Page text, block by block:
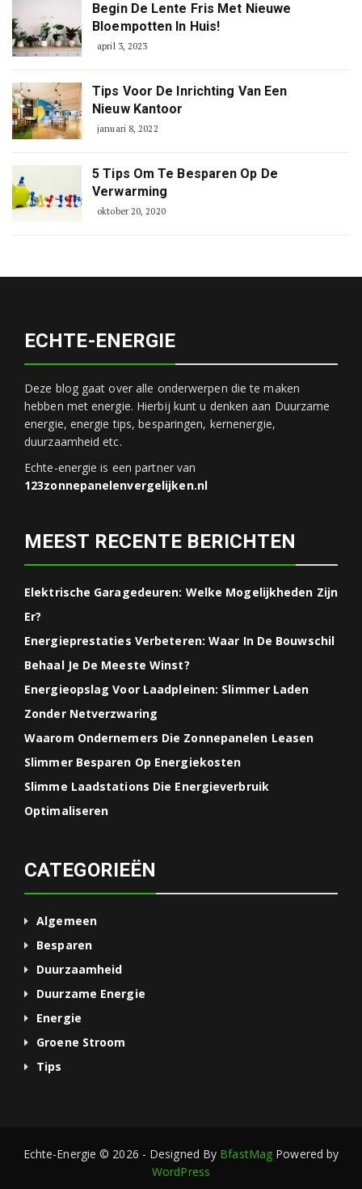
Begin De Lente Fris Met Nieuwe
Bloempotten In Huis!
april 3, 2023
Tips Voor De Inrichting Van Een
Nieuw Kantoor
januari 8, 2022
5 Tips Om Te Besparen Op De
Verwarming
oktober 20, 2020
ECHTE-ENERGIE
Deze blog gaat over alle onderwerpen die te maken
hebben met energie. Hierbij kunt u denken aan Duurzame
energie, energie tips, besparingen, kernenergie,
duurzaamheid etc.
Echte-energie is een partner van
123zonnepanelenvergelijken.nl
MEEST RECENTE BERICHTEN
Elektrische Garagedeuren: Welke Mogelijkheden Zijn
Er?
Energieprestaties Verbeteren: Waar In De Bouwschil
Behaal Je De Meeste Winst?
Energieopslag Voor Laadpleinen: Slimmer Laden
Zonder Netverzwaring
Waarom Ondernemers Die Zonnepanelen Leasen
Slimmer Besparen Op Energiekosten
Slimme Laadstations Die Energieverbruik
Optimaliseren
CATEGORIEËN
Algemeen
Besparen
Duurzaamheid
Duurzame Energie
Energie
Groene Stroom
Tips
Echte-Energie © 2026 - Designed By BfastMag Powered by
WordPress